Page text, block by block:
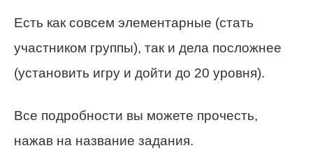
Есть как совсем элементарные (стать
участником группы), так и дела посложнее
(установить игру и дойти до 20 уровня).
Все подробности вы можете прочесть,
нажав на название задания.